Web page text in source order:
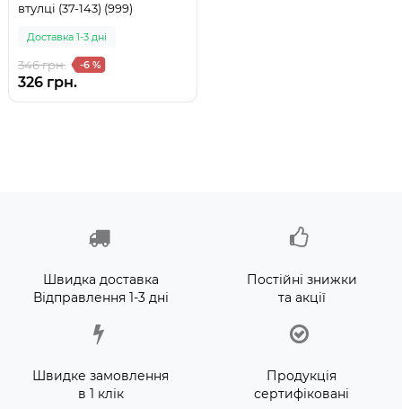
втулці (37-143) (999)
Доставка 1-3 дні
346 грн. -6 %
326 грн.
Швидка доставка
Відправлення 1-3 дні
Постійні знижки
та акції
Швидке замовлення
в 1 клік
Продукція
сертифіковані